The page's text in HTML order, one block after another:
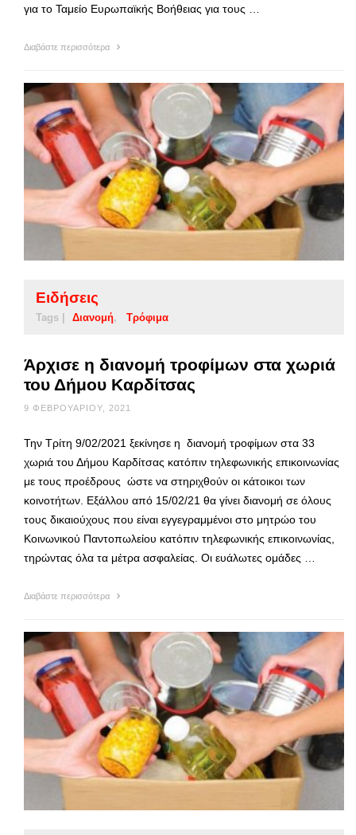
για το Ταμείο Ευρωπαϊκής Βοήθειας για τους …
Διαβάστε περισσότερα
Ειδήσεις
Tags | Διανομή Τρόφιμα
Άρχισε η διανομή τροφίμων στα χωριά
του Δήμου Καρδίτσας
9 ΦΕΒΡΟΥΑΡΊΟΥ, 2021
Την Τρίτη 9/02/2021 ξεκίνησε η διανομή τροφίμων στα 33
χωριά του Δήμου Καρδίτσας κατόπιν τηλεφωνικής επικοινωνίας
με τους προέδρους ώστε να στηριχθούν οι κάτοικοι των
κοινοτήτων. Εξάλλου από 15/02/21 θα γίνει διανομή σε όλους
τους δικαιούχους που είναι εγγεγραμμένοι στο μητρώο του
Κοινωνικού Παντοπωλείου κατόπιν τηλεφωνικής επικοινωνίας,
τηρώντας όλα τα μέτρα ασφαλείας. Οι ευάλωτες ομάδες …
Διαβάστε περισσότερα